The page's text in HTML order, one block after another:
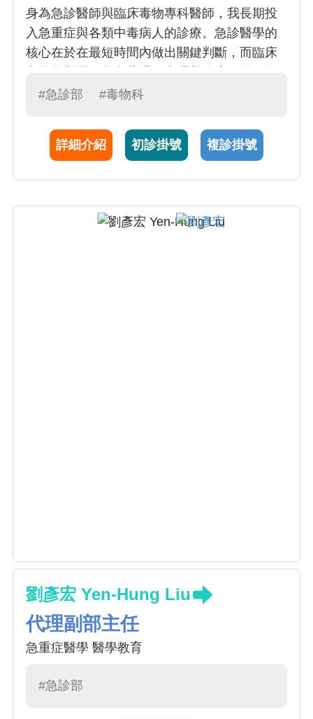
身為急診醫師與臨床毒物專科醫師，我長期投
入急重症與各類中毒病人的診療。急診醫學的
核心在於在最短時間內做出關鍵判斷，而臨床
患者提供精準且即時的治療。 在臨床工作之
透過研究提升中毒治療的科學證據，並培養更
多具備毒物專長的醫師，讓患者在面對突發中
#急診部 #毒物科
詳細介紹 初診掛號 複診掛號
劉彥宏 Yen-Hung Liu
代理副部主任
急重症醫學 醫學教育
#急診部